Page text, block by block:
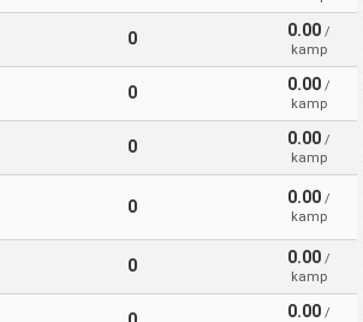
0 0.00 /
kamp
0 0.00 /
kamp
0 0.00 /
kamp
0 0.00 /
kamp
0 0.00 /
kamp
0.00 /